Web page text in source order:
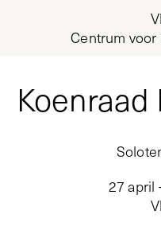
Centrum
27 april